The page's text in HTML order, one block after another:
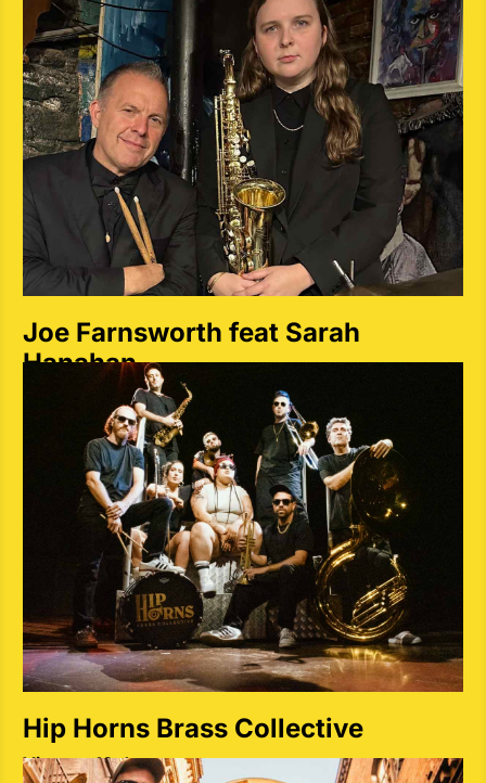
Joe Farnsworth feat Sarah
Hanahan
Jueves 9 de mayo
Hip Horns Brass Collective
Viernes 10 de mayo